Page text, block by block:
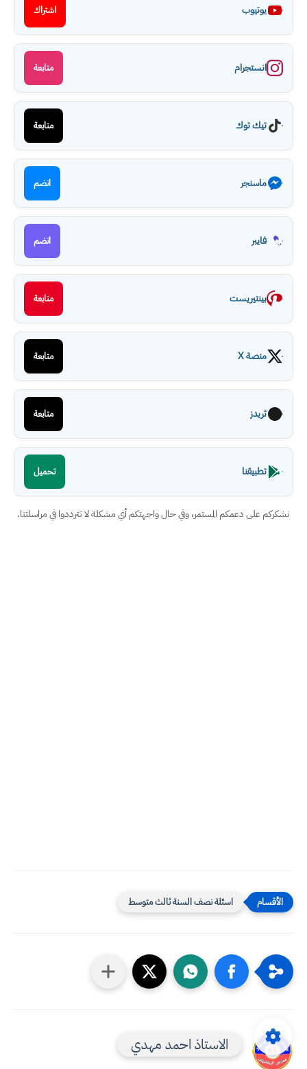
يوتيوب اشتراك
انستجرام متابعة
تيك توك متابعة
ماسنجر انضم
فايبر انضم
بينتيريست متابعة
منصة X متابعة
ثريدز متابعة
تطبيقنا تحميل
نشكركم على دعمكم المستمر، وفي حال واجهتكم أي مشكلة لا تترددوا في مراسلتنا.
اسئلة نصف السنة ثالث متوسط
الاستاذ احمد مهدي